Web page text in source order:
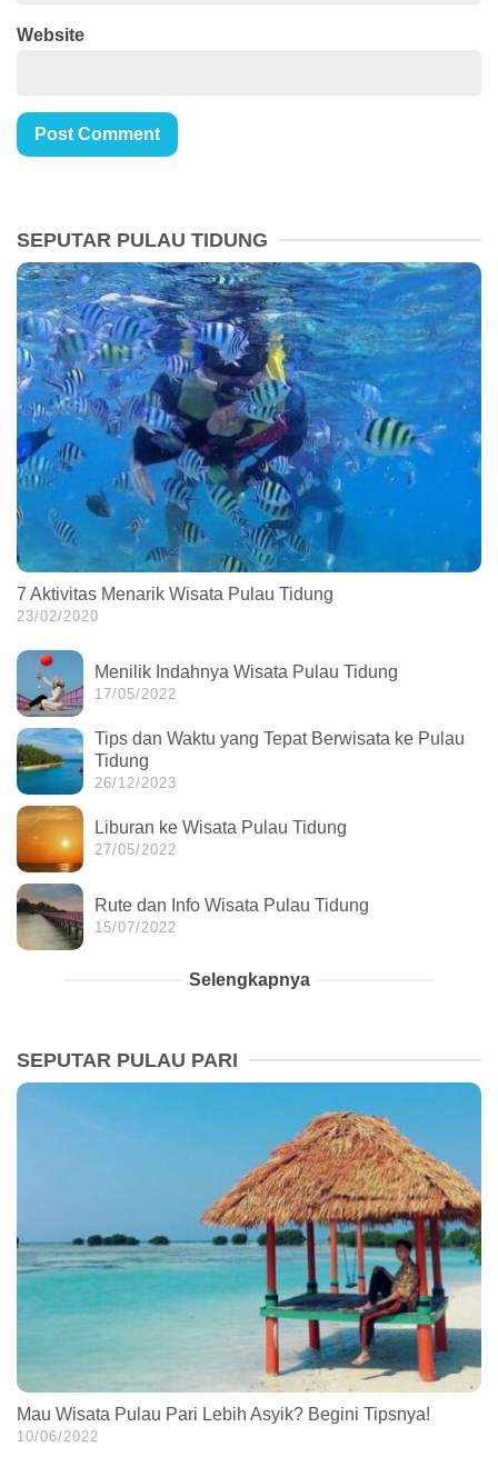
Website
SEPUTAR PULAU TIDUNG
7 Aktivitas Menarik Wisata Pulau Tidung
23/02/2020
Menilik Indahnya Wisata Pulau Tidung
17/05/2022
Tips dan Waktu yang Tepat Berwisata ke Pulau
Tidung
26/12/2023
Liburan ke Wisata Pulau Tidung
27/05/2022
Rute dan Info Wisata Pulau Tidung
15/07/2022
Selengkapnya
SEPUTAR PULAU PARI
Mau Wisata Pulau Pari Lebih Asyik? Begini Tipsnya!
10/06/2022